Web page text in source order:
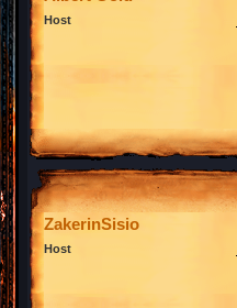
Host
ZakerinSisio
Host